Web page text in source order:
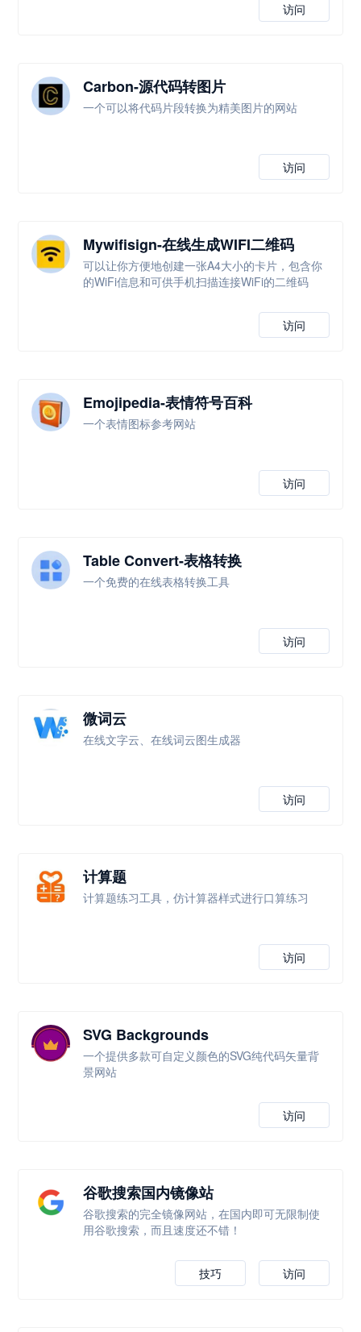
访问
Carbon-源代码转图片
一个可以将代码片段转换为精美图片的网站
访问
Mywifisign-在线生成WIFI二维码
可以让你方便地创建一张A4大小的卡片，包含你
的WiFi信息和可供手机扫描连接WiFi的二维码
访问
Emojipedia-表情符号百科
一个表情图标参考网站
访问
Table Convert-表格转换
一个免费的在线表格转换工具
访问
微词云
在线文字云、在线词云图生成器
访问
计算题
计算题练习工具，仿计算器样式进行口算练习
访问
SVG Backgrounds
一个提供多款可自定义颜色的SVG纯代码矢量背
景网站
访问
谷歌搜索国内镜像站
谷歌搜索的完全镜像网站，在国内即可无限制使
用谷歌搜索，而且速度还不错！
访问
技巧